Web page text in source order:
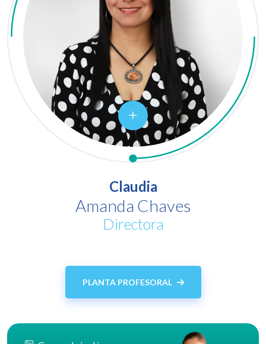
Claudia
Amanda Chaves
Directora
PLANTA PROFESORAL